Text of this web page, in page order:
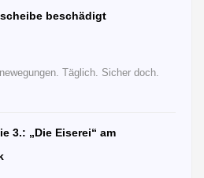
beschädigt
Täglich. Sicher doch.
3.: „Die Eiserei“ am